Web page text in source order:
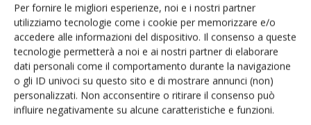
Per fornire le migliori esperienze, noi e i nostri partner
utilizziamo tecnologie come i cookie per memorizzare e/o
accedere alle informazioni del dispositivo. Il consenso a queste
tecnologie permetterà a noi e ai nostri partner di elaborare
dati personali come il comportamento durante la navigazione
o gli ID univoci su questo sito e di mostrare annunci (non)
personalizzati. Non acconsentire o ritirare il consenso può
influire negativamente su alcune caratteristiche e funzioni.
Iscriviti alle nostre newsletter